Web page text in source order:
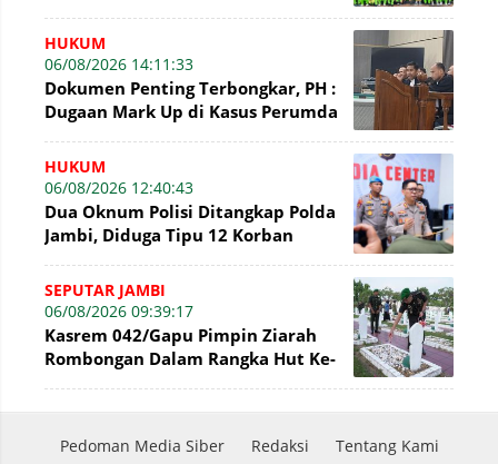
HUKUM
06/08/2026 14:11:33
Dokumen Penting Terbongkar, PH :
Dugaan Mark Up di Kasus Perumda
HUKUM
06/08/2026 12:40:43
Dua Oknum Polisi Ditangkap Polda
Jambi, Diduga Tipu 12 Korban
SEPUTAR JAMBI
06/08/2026 09:39:17
Kasrem 042/Gapu Pimpin Ziarah
Rombongan Dalam Rangka Hut Ke-
Pedoman Media Siber Redaksi Tentang Kami